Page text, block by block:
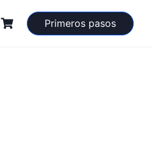
Primeros pasos